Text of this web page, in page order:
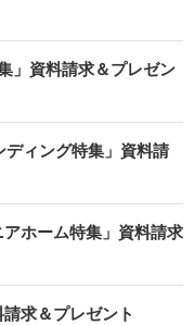
」資料請求＆プレゼン
ディング特集」資料請
ホーム特集」資料請求
求＆プレゼント